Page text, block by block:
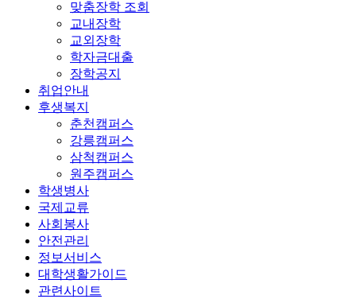
맞춤장학 조회
교내장학
교외장학
학자금대출
장학공지
취업안내
후생복지
춘천캠퍼스
강릉캠퍼스
삼척캠퍼스
원주캠퍼스
학생병사
국제교류
사회봉사
안전관리
정보서비스
대학생활가이드
관련사이트